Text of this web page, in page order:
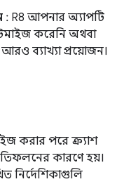
: R8 আপনার অ্যাপটি
করেনি অথবা
ব্যাখ্যা প্রয়োজন।
করার পরে ক্র্যাশ
কারণে হয়।
নির্দেশিকাগুলি